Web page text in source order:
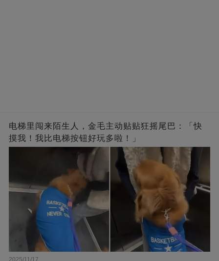
电梯里闯来陌生人，金毛主动贴贴狂摇尾巴：「快
摸我！我比电梯按钮好玩多啦！」
2025/11/17